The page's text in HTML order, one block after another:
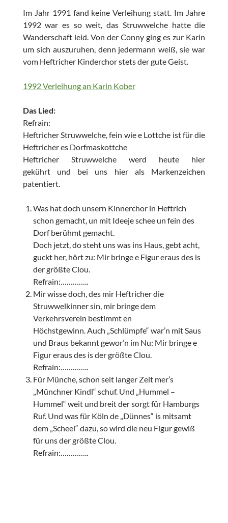
Im Jahr 1991 fand keine Verleihung statt. Im Jahre
1992 war es so weit, das Struwwelche hatte die
Wanderschaft leid. Von der Conny ging es zur Karin
um sich auszuruhen, denn jedermann weiß, sie war
vom Heftricher Kinderchor stets der gute Geist.
1992 Verleihung an Karin Kober
Das Lied:
Refrain:
Heftricher Struwwelche, fein wie e Lottche ist für die
Heftricher es Dorfmaskottche
Heftricher Struwwelche werd heute hier
gekührt und bei uns hier als Markenzeichen
patentiert.
Was hat doch unsern Kinnerchor in Heftrich
schon gemacht, un mit Ideeje schee un fein des
Dorf berühmt gemacht.
Doch jetzt, do steht uns was ins Haus, gebt acht,
guckt her, hört zu: Mir bringe e Figur eraus des is
der größte Clou.
Refrain:…………..
Mir wisse doch, des mir Heftricher die
Struwwelkinner sin, mir bringe dem
Verkehrsverein bestimmt en
Höchstgewinn. Auch „Schlümpfe“ war’n mit Saus
und Braus bekannt gewor’n im Nu: Mir bringe e
Figur eraus des is der größte Clou.
Refrain:…………..
Für Münche, schon seit langer Zeit mer’s
„Münchner Kindl“ schuf. Und „Hummel –
Hummel“ weit und breit der sorgt für Hamburgs
Ruf. Und was für Köln de „Dünnes“ is mitsamt
dem „Scheel“ dazu, so wird die neu Figur gewiß
für uns der größte Clou.
Refrain:…………..